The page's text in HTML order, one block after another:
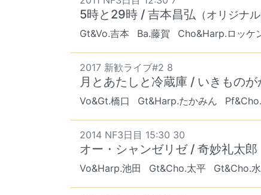
5時と29時 / 吉本昌弘 （オリジナル
Gt&Vo.吉本 Ba.藤賀 Cho&Harp.ロッケ
2017 新歓ライブ#2 8
月とあたしと冷蔵庫 / いきものが
Vo&Gt.橋口 Gt&Harp.たかみん
2014 NF3日目 15:30 30
オー・シャンゼリゼ / 奇妙礼太郎
Vo&Harp.池田 Gt&Cho.太平 Gt&Cho.